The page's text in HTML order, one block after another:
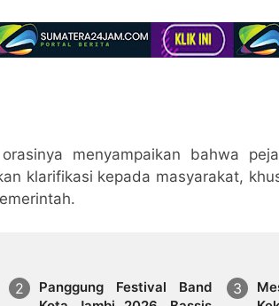
menyampaikan bahwa
klarifikasi kepada masyarakat,
Panggung Festival Band